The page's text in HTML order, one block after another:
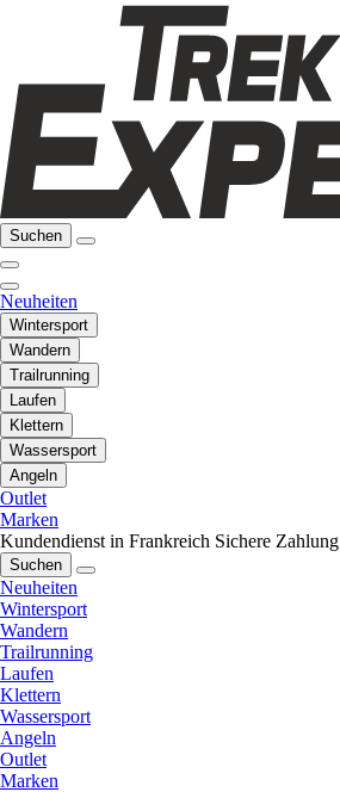
Suchen
Neuheiten
Wintersport
Wandern
Trailrunning
Laufen
Klettern
Wassersport
Angeln
Outlet
Marken
Kundendienst in Frankreich Sichere Zahlung
Suchen
Neuheiten
Wintersport
Wandern
Trailrunning
Laufen
Klettern
Wassersport
Angeln
Outlet
Marken